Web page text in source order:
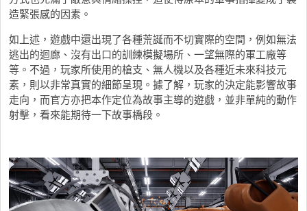
造緊張感的因素。
如上述，遊戲中還出現了各種荒誕而不切實際的空間，例如無法
逃出的迴廊、沒有出口的訓練模擬場所、一望無際的軍工廠等
等。不過，玩家所使用的槍支、無人機以及各種近未來科技元
素，則以非常真實的細節呈現。據了解，玩家的決定能影響故事
走向，而官方亦把本作定位為故事主導的遊戲，並非單純的動作
射擊，看來能期待一下故事橋段。
視
訊
播